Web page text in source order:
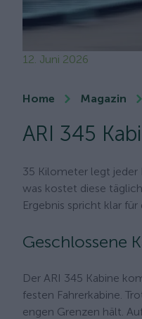
12. Juni 2026
Home Magazin
ARI 345
35 Kilometer legt jeder
was kostet diese
Ergebnis spricht klar
Geschlossene
Der ARI 345 Kabine
festen Fahrerkabine.
engen Grenzen hält.